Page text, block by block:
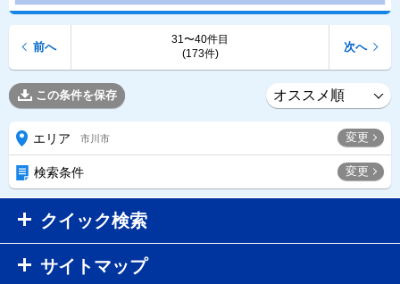
31〜40件目
(173件)
前へ 次へ
この条件を保存
エリア 市川市 変更
検索条件 変更
クイック検索
サイトマップ